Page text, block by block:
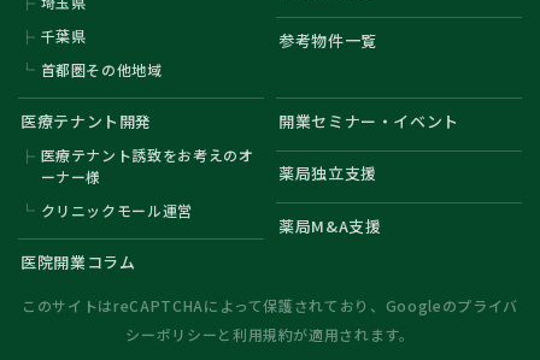
千葉県
首都圏その他地域
参考物件一覧
医療テナント開発
医療テナント誘致をお考えのオ
ーナー様
クリニックモール運営
医院開業コラム
開業セミナー・イベント
薬局独立支援
薬局M&A支援
このサイトはreCAPTCHAによって保護されており、Googleのプライバ
シーポリシーと利用規約が適用されます。